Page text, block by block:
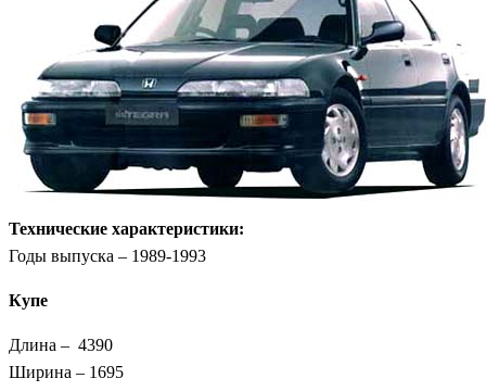
Технические характеристики:
Годы выпуска – 1989-1993
Купе
Длина – 4390
Ширина – 1695